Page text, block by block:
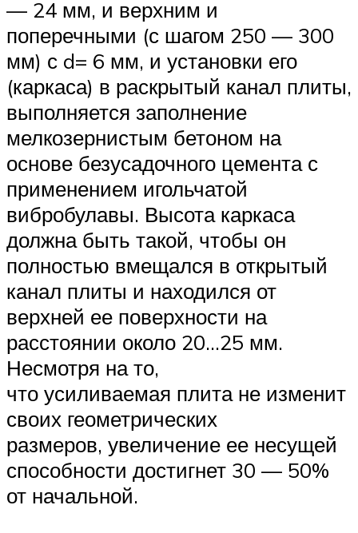
— 24 мм, и верхним и
поперечными (с шагом 250 — 300
мм) с d= 6 мм, и установки его
(каркаса) в раскрытый канал плиты,
выполняется заполнение
мелкозернистым бетоном на
основе безусадочного цемента с
применением игольчатой
вибробулавы. Высота каркаса
должна быть такой, чтобы он
полностью вмещался в открытый
канал плиты и находился от
верхней ее поверхности на
расстоянии около 20…25 мм.
Несмотря на то,
что усиливаемая плита не изменит
своих геометрических
размеров, увеличение ее несущей
способности достигнет 30 — 50%
от начальной.